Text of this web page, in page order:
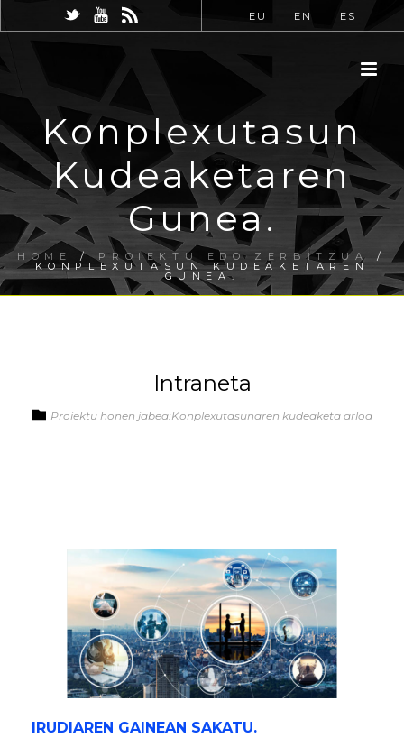
EU EN ES
Konplexutasun
Kudeaketaren
Gunea.
HOME / PROIEKTU EDO ZERBITZUA /
KONPLEXUTASUN KUDEAKETAREN
GUNEA.
Intraneta
Proiektu honen jabea:Konplexutasunaren kudeaketa arloa
IRUDIAREN GAINEAN SAKATU.